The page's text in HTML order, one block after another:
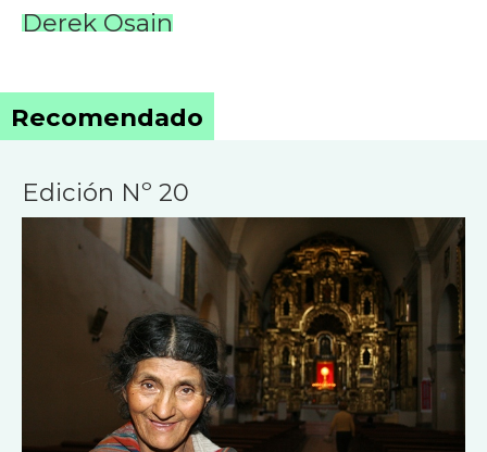
Derek Osain
Recomendado
Edición Nº 20